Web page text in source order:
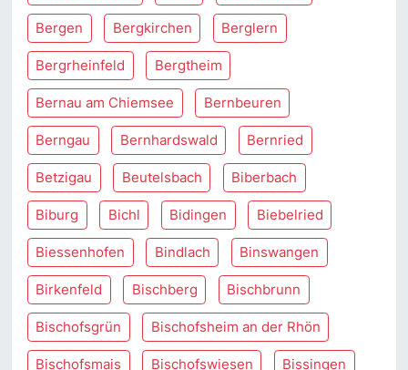
Bergen Bergkirchen Berglern
Bergrheinfeld Bergtheim
Bernau am Chiemsee Bernbeuren
Berngau Bernhardswald Bernried
Betzigau Beutelsbach Biberbach
Biburg Bichl Bidingen Biebelried
Biessenhofen Bindlach Binswangen
Birkenfeld Bischberg Bischbrunn
Bischofsgrün Bischofsheim an der Rhön
Bischofsmais Bischofswiesen Bissingen